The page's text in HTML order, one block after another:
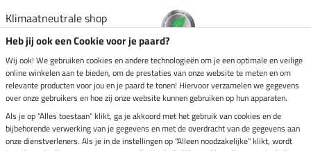
Klimaatneutrale shop
Verzending per
Veilig betalen met
Heb jij ook een Cookie voor je paard?
Wij ook! We gebruiken cookies en andere technologieën om je een optimale en veilige
online winkelen aan te bieden, om de prestaties van onze website te meten en om
relevante producten voor jou en je paard te tonen! Hiervoor verzamelen we gegevens
over onze gebruikers en hoe zij onze website kunnen gebruiken op hun apparaten.
Als je op "Alles toestaan" klikt, ga je akkoord met het gebruik van cookies en de
bijbehorende verwerking van je gegevens en met de overdracht van de gegevens aan
onze dienstverleners. Als je in de instellingen op "Alleen noodzakelijke" klikt, wordt